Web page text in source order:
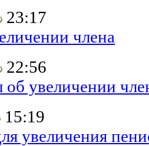
23:17
члена
22:56
увеличении
15:19
увеличения